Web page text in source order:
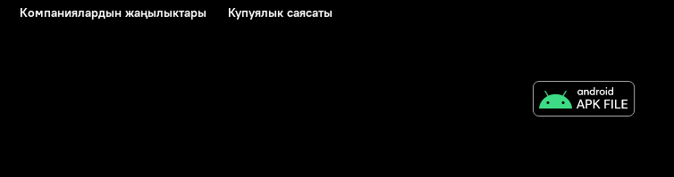
Компаниялардын жаңылыктары
Купуялык саясаты